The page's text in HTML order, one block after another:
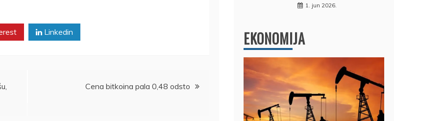
Linkedin
Cena bitkoina pala 0,48 odsto
1. jun 2026.
EKONOMIJA